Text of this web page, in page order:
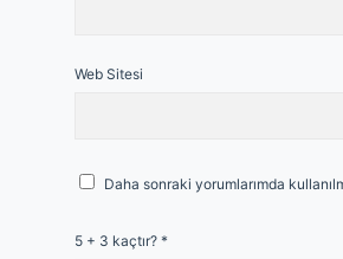
Web Sitesi
Daha sonraki yorumlarımda
5 + 3 kaçtır? *